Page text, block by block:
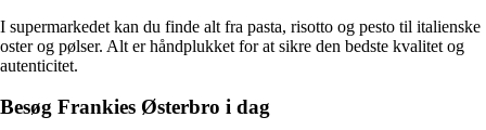
I supermarkedet kan du finde alt fra pasta, risotto og pesto til italienske
oster og pølser. Alt er håndplukket for at sikre den bedste kvalitet og
autenticitet.
Besøg Frankies Østerbro i dag